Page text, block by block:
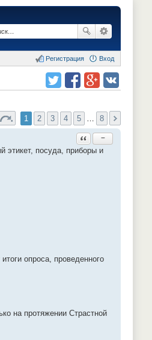
Вход
Регистрация
1 2 3 4 5 8
Ответить с цитатой
−
этикет, посуда, приборы и
опроса, проведенного
на протяжении Страстной